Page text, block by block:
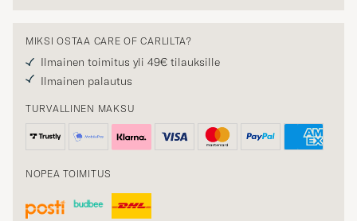
MIKSI OSTAA CARE OF CARLILTA?
Ilmainen toimitus yli 49€ tilauksille
Ilmainen palautus
TURVALLINEN MAKSU
NOPEA TOIMITUS